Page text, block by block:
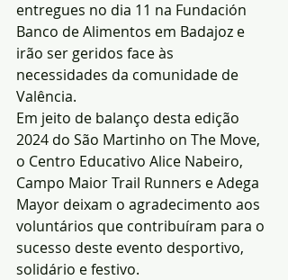
entregues no dia 11 na Fundación
Banco de Alimentos em Badajoz e
irão ser geridos face às
necessidades da comunidade de
Valência.
Em jeito de balanço desta edição
2024 do São Martinho on The Move,
o Centro Educativo Alice Nabeiro,
Campo Maior Trail Runners e Adega
Mayor deixam o agradecimento aos
voluntários que contribuíram para o
sucesso deste evento desportivo,
solidário e festivo.